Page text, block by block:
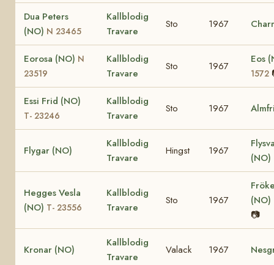
Dua Peters
(NO) N 23465
Kallblodig
Travare
Sto 1967
Eorosa (NO) N
23519
Kallblodig
Travare
Sto 1967
Eos
1572
Essi Frid (NO)
T- 23246
Kallblodig
Travare
Sto 1967
Flygar (NO)
Kallblodig
Travare
Hingst 1967
(NO)
Hegges Vesla
(NO) T- 23556
Kallblodig
Travare
Sto 1967
(NO)
📷
Kronar (NO)
Kallblodig
Travare
Valack 1967